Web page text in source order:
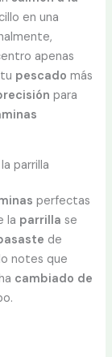
en una
apenas
pescado más
para
parrilla
perfectas
la parrilla se
de
notes que
cambiado de